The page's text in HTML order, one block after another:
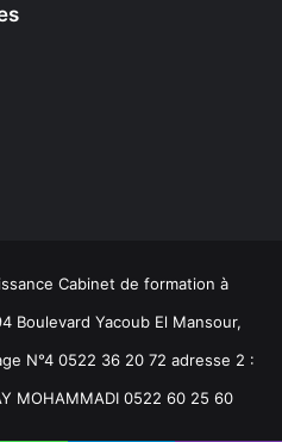
Cabinet de formation à
Boulevard Yacoub El Mansour,
N°4 0522 36 20 72 adresse 2 :
MOHAMMADI 0522 60 25 60